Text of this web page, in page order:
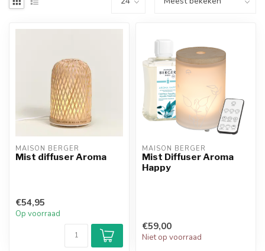
MAISON BERGER
Mist diffuser Aroma
€54,95
Op voorraad
MAISON BERGER
Mist Diffuser Aroma
Happy
€59,00
Niet op voorraad